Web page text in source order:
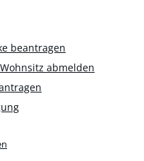
beantragen
abmelden